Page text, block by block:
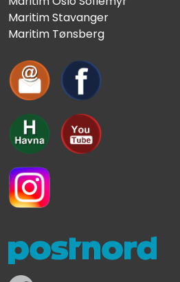
Maritim Stavanger
Maritim Tønsberg